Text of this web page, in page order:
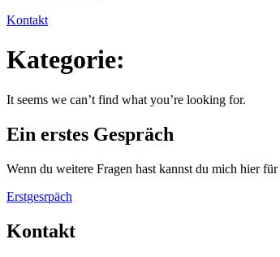
Kontakt
Kategorie:
It seems we can’t find what you’re looking for.
Ein erstes Gespräch
Wenn du weitere Fragen hast kannst du mich hier
Erstgesrpäch
Kontakt